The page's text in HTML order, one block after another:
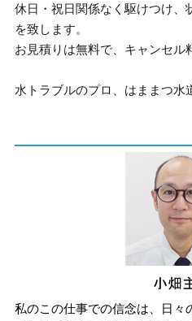
休日・祝日関係なく駆けつけ、
を致します。
お見積りは無料で、キャンセル
水トラブルのプロ、はままつ水
私のこの仕事での信念は、日々